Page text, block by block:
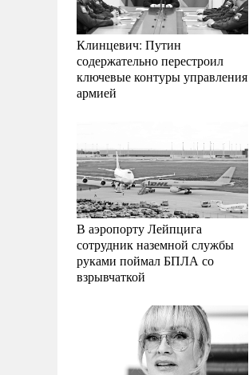
Клинцевич: Путин
содержательно перестроил
ключевые контуры управления
армией
В аэропорту Лейпцига
сотрудник наземной службы
руками поймал БПЛА со
взрывчаткой